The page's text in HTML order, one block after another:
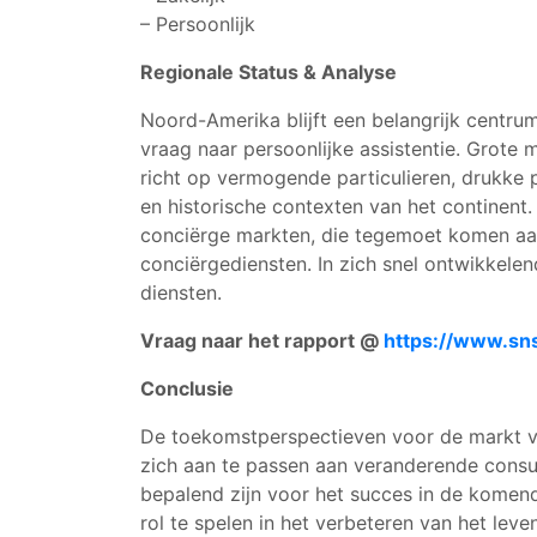
– Persoonlijk
Regionale Status & Analyse
Noord-Amerika blijft een belangrijk
vraag naar persoonlijke assistentie. Grote
richt op vermogende particulieren, drukke
en historische contexten van het
conciërge markten, die tegemoet komen
conciërgediensten. In zich snel
diensten.
Vraag naar het rapport @ https://
Conclusie
De toekomstperspectieven voor de markt
zich aan te passen aan veranderende
bepalend zijn voor het succes in de
rol te spelen in het verbeteren van het